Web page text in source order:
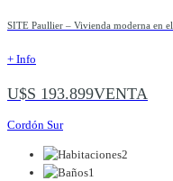
SITE Paullier – Vivienda moderna en
+ Info
U$S 193.899VENTA
Cordón Sur
2
1